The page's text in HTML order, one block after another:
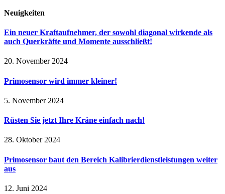
Neuigkeiten
Ein neuer Kraftaufnehmer, der sowohl diagonal wirkende als
auch Querkräfte und Momente ausschließt!
20. November 2024
Primosensor wird immer kleiner!
5. November 2024
Rüsten Sie jetzt Ihre Kräne einfach nach!
28. Oktober 2024
Primosensor baut den Bereich Kalibrierdienstleistungen weiter
aus
12. Juni 2024